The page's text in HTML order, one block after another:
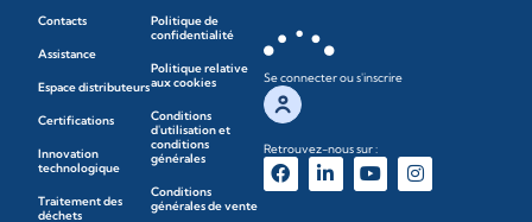
Contacts
Assistance
Espace distributeurs
Certifications
Innovation
technologique
Traitement des
déchets
Politique de
confidentialité
Politique relative
aux cookies
Conditions
d'utilisation et
conditions
générales
Conditions
générales de vente
Se connecter ou s'inscrire
Retrouvez-nous sur :